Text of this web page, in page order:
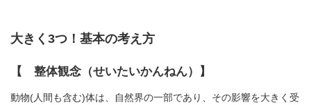
大きく3つ！基本の考え方
【 整体観念（せいたいかんねん）】
動物(人間も含む)体は、自然界の一部であり、その影響を大きく受